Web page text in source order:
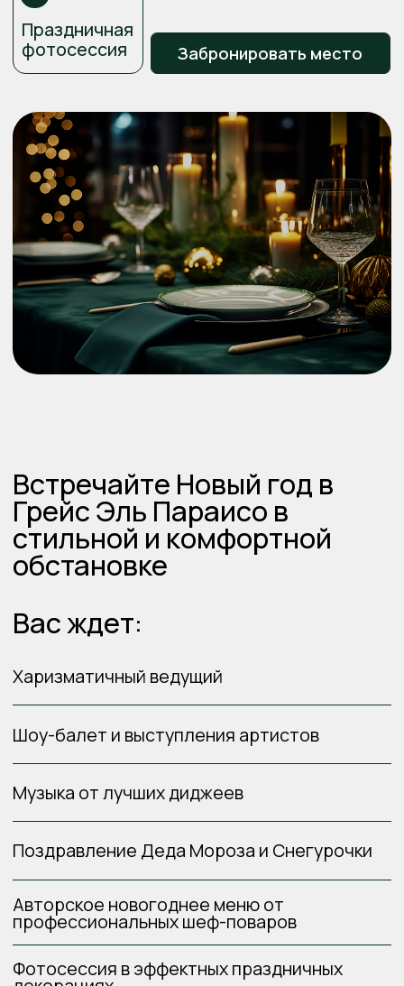
Встречайте Новый год в
Грейс Эль Параисо в
стильной и комфортной
обстановке
Харизматичный ведущий
Шоу-балет и выступления артистов
Вас ждет:
Авторское новогоднее меню от
профессиональных шеф-поваров
Адрес: г. Сочи, ул. Просвещения, 70
Фотосессия в эффектных праздничных
декорациях
Стоимость — 20 000 руб.
Входит: проживание на одну ночь,